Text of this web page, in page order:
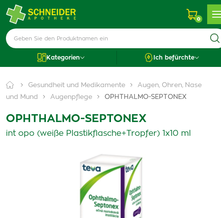
0
Kategorien Ich befürchte
Gesundheit und Medikamente
Augen, Ohren, Nase
und Mund
Augenpflege OPHTHALMO-SEPTONEX
OPHTHALMO-SEPTONEX
int opo (weiße Plastikflasche+Tropfer) 1x10 ml